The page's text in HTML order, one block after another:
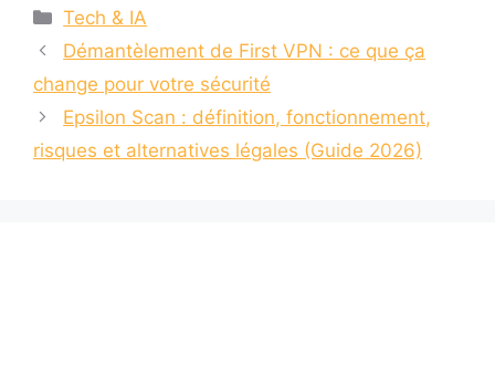
Catégories
Tech & IA
Démantèlement de First VPN : ce que ça
change pour votre sécurité
Epsilon Scan : définition, fonctionnement,
risques et alternatives légales (Guide 2026)